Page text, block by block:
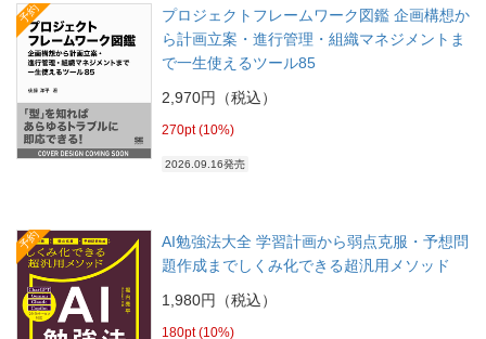
予約
プロジェクトフレームワーク図鑑 企画構想か
ら計画立案・進行管理・組織マネジメントま
で一生使えるツール85
2,970円（税込）
270pt (10%)
2026.09.16発売
予約
AI勉強法大全 学習計画から弱点克服・予想問
題作成までしくみ化できる超汎用メソッド
1,980円（税込）
180pt (10%)